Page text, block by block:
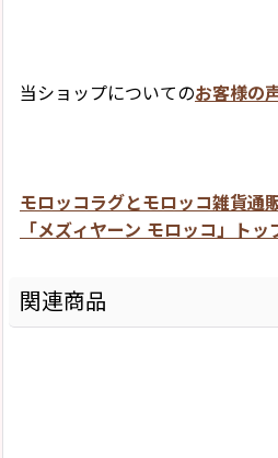
当ショップについてのお客様の
モロッコラグとモロッコ雑貨通
「メズィヤーン モロッコ」トッ
関連商品